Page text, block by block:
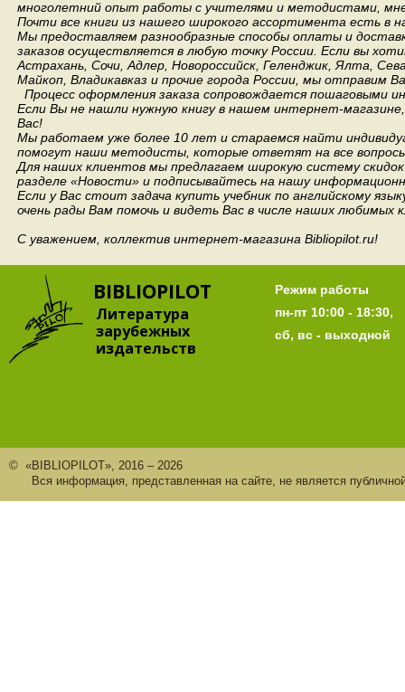
многолетний опыт работы с учителями и методистами,
Почти все книги из нашего широкого ассортимента есть в
Мы предоставляем разнообразные способы оплаты и
заказов осуществляется в любую точку России. Если вы
Астрахань, Сочи, Адлер, Новороссийск, Геленджик, Ялта,
Майкоп, Владикавказ и прочие города России, мы отправим
Процесс оформления заказа сопровождается пошаговыми
Если Вы не нашли нужную книгу в нашем интернет-
Вас!
Мы работаем уже более 10 лет и стараемся найти
помогут наши методисты, которые ответят на все
Для наших клиентов мы предлагаем широкую систему
разделе «Новости» и подписывайтесь на нашу
Если у Вас стоит задача купить учебник по английскому
очень рады Вам помочь и видеть Вас в числе наших любимых
С уважением, коллектив интернет-магазина Bibliopilot.ru!
BIBLIOPILOT
Литература
зарубежных
издательств
Режим работы
пн-пт 10:00 - 18:30,
сб, вс - выходной
© «BIBLIOPILOT», 2016 – 2026
Вся информация, представленная на сайте, не является